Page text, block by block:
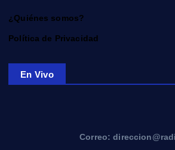
¿Quiénes somos?
Política de Privacidad
En Vivo
Correo: